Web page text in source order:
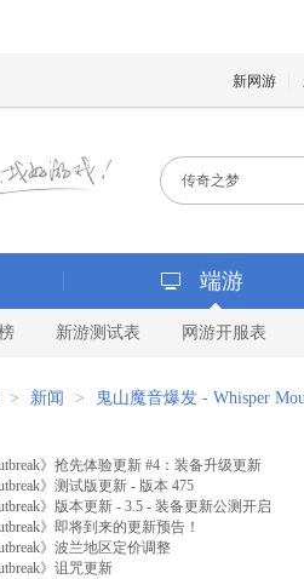
新网游
端游
新游测试表 网游开服表
> 新闻 > 鬼山魔音爆发 - Whisper
》抢先体验更新 #4：装备升级更新
》测试版更新 - 版本 475
》版本更新 - 3.5 - 装备更新公测开启
》即将到来的更新预告！
》波兰地区定价调整
》诅咒更新